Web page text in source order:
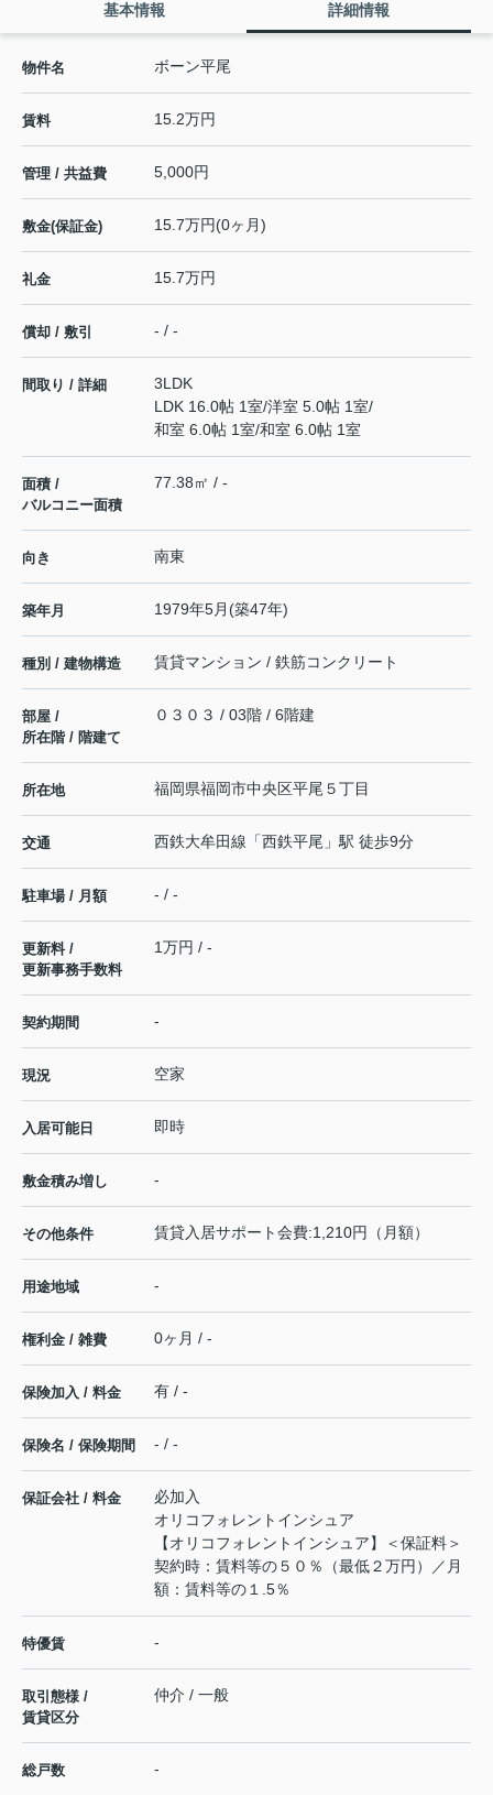
基本情報 詳細情報
物件名 ボーン平尾
賃料 15.2万円
管理 / 共益費 5,000円
敷金(保証金) 15.7万円(0ヶ月)
礼金 15.7万円
償却 / 敷引 - / -
間取り / 詳細
3LDK
LDK 16.0帖 1室/洋室 5.0帖 1室/
和室 6.0帖 1室/和室 6.0帖 1室
面積 /
バルコニー面積
77.38㎡ / -
向き 南東
築年月 1979年5月(築47年)
種別 / 建物構造 賃貸マンション / 鉄筋コンクリート
部屋 /
所在階 / 階建て
０３０３ / 03階 / 6階建
所在地 福岡県福岡市中央区平尾５丁目
交通 西鉄大牟田線 「西鉄平尾 」駅 徒歩9分
駐車場 / 月額 - / -
更新料 /
更新事務手数料
1万円 / -
契約期間 -
現況 空家
入居可能日 即時
敷金積み増し -
その他条件 賃貸入居サポート会費:1,210円（月額）
用途地域 -
権利金 / 雑費 0ヶ月 / -
保険加入 / 料金 有 / -
保険名 / 保険期間 - / -
保証会社 / 料金
必加入
オリコフォレントインシュア
【オリコフォレントインシュア】＜保証料＞
契約時：賃料等の５０％（最低２万円）／月
額：賃料等の１.5％
特優賃 -
取引態様 /
賃貸区分
仲介 / 一般
総戸数 -